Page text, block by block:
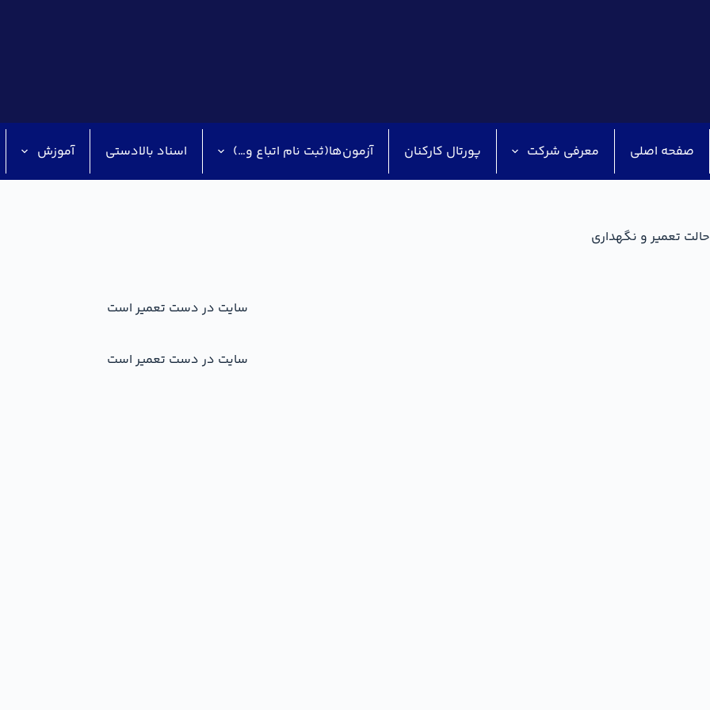
صفحه اصلی معرفی شرکت پورتال کارکنان آزمون‌ها(ثبت نام اتباع و…) اسناد بالادستی آموزش
حالت تعمیر و نگهداری
سایت در دست تعمیر است
سایت در دست تعمیر است